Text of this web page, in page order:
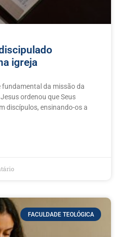
igreja
da missão da
ordenou que Seus
discípulos, ensinando-os a
FACULDADE TEOLÓGICA